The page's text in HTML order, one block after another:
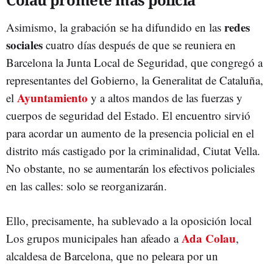
Asimismo, la grabación se ha difundido en las redes
sociales cuatro días después de que se reuniera en
Barcelona la Junta Local de Seguridad, que congregó a
representantes del Gobierno, la Generalitat de Cataluña,
el Ayuntamiento y a altos mandos de las fuerzas y
cuerpos de seguridad del Estado. El encuentro sirvió
para acordar un aumento de la presencia policial en el
distrito más castigado por la criminalidad, Ciutat Vella.
No obstante, no se aumentarán los efectivos policiales
en las calles: solo se reorganizarán.
Ello, precisamente, ha sublevado a la oposición local
Los grupos municipales han afeado aAda Colau,
alcaldesa de Barcelona, que no peleara por un